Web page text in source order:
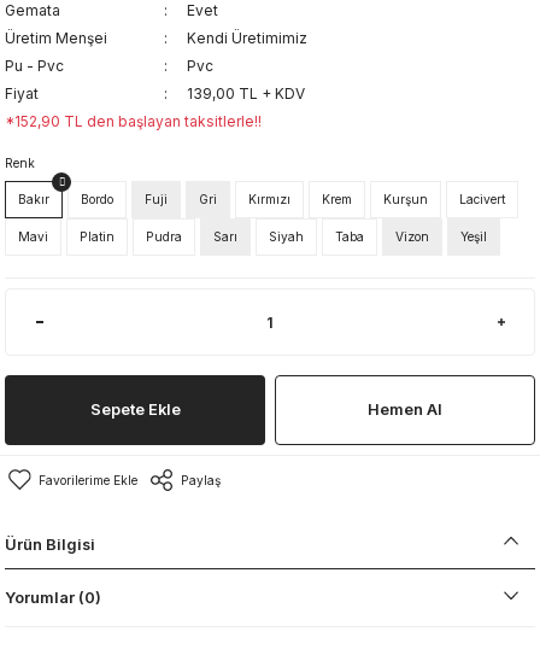
Gemata
Evet
Üretim Menşei
Kendi Üretimimiz
Pu - Pvc
Pvc
Fiyat
139,00 TL + KDV
*152,90 TL den başlayan taksitlerle!!
Renk
Bakır Bordo Fuji Gri Kırmızı Krem Kurşun Lacivert
Mavi Platin Pudra Sarı Siyah Taba Vizon Yeşil
Sepete Ekle Hemen Al
Paylaş
Ürün Bilgisi
Yorumlar (0)